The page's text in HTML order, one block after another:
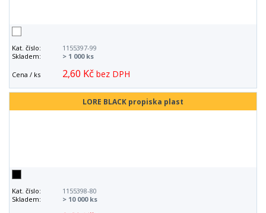
Kat. číslo:
1155397-99
Skladem:
> 1 000 ks
Cena / ks 2,60 Kč bez DPH
LORE BLACK propiska plast
Kat. číslo:
1155398-80
Skladem:
> 10 000 ks